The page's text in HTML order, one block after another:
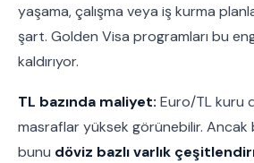
yaşama, çalışma veya iş kurma
şart. Golden Visa programları bu
kaldırıyor.
TL bazında maliyet: Euro/TL kuru
masraflar yüksek görünebilir. Ancak
bunu döviz bazlı varlık